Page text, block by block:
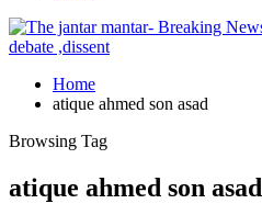
Home
atique ahmed son asad
Browsing Tag
atique ahmed son asad